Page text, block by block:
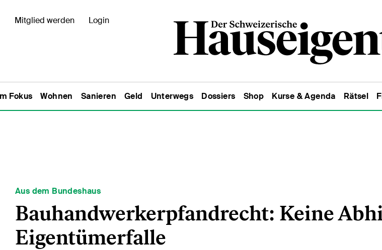
Mitglied werden Login
Fokus Wohnen Sanieren Geld Unterwegs Dossiers Shop Kurse & Agenda Rätsel
Aus dem Bundeshaus
Bauhandwerkerpfandrecht: Keine
Eigentümerfalle